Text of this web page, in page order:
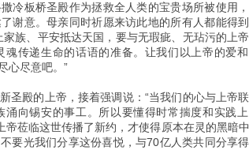
冷板桥圣殿作为拯救全人类的宝贵场所被使用
谢意。母亲同时祈愿来访此地的所有人都能得
族、平安抵达天国，要与无瑕疵、无玷污的上
传递生命的话语的准备。让我们以上帝的爱
心尽意吧。”
圣殿的上帝，接着强调说：“当我们的心与上帝联
向锡安的事工。所以要懂得时常揣度和实践
帝莅临这世传播了新约，才使得原本在灵的黑暗
要光我们分享这份喜悦，与70亿人类共同分享